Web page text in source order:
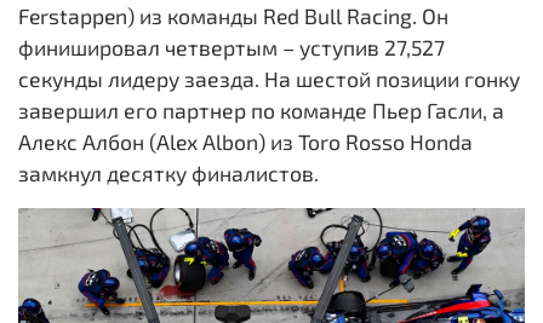
Ferstappen) из команды Red Bull Racing. Он
финишировал четвертым – уступив 27,527
секунды лидеру заезда. На шестой позиции гонку
завершил его партнер по команде Пьер Гасли, а
Алекс Албон (Alex Albon) из Toro Rosso Honda
замкнул десятку финалистов.